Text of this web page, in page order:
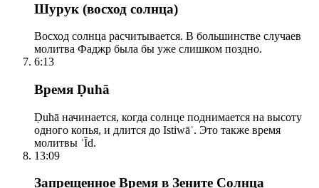
Шурук (восход солнца)
Восход солнца расчитывается. В большинстве случаев
молитва Фаджр была бы уже слишком поздно.
6:13
Время Ḍuhā
Ḍuhā начинается, когда солнце поднимается на высоту
одного копья, и длится до Istiwāʾ. Это также время
молитвы ʿĪd.
13:09
Запрещенное Время в Зените Солнца